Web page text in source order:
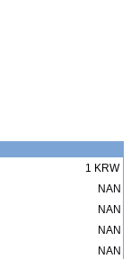
1 KRW
NAN
NAN
NAN
NAN